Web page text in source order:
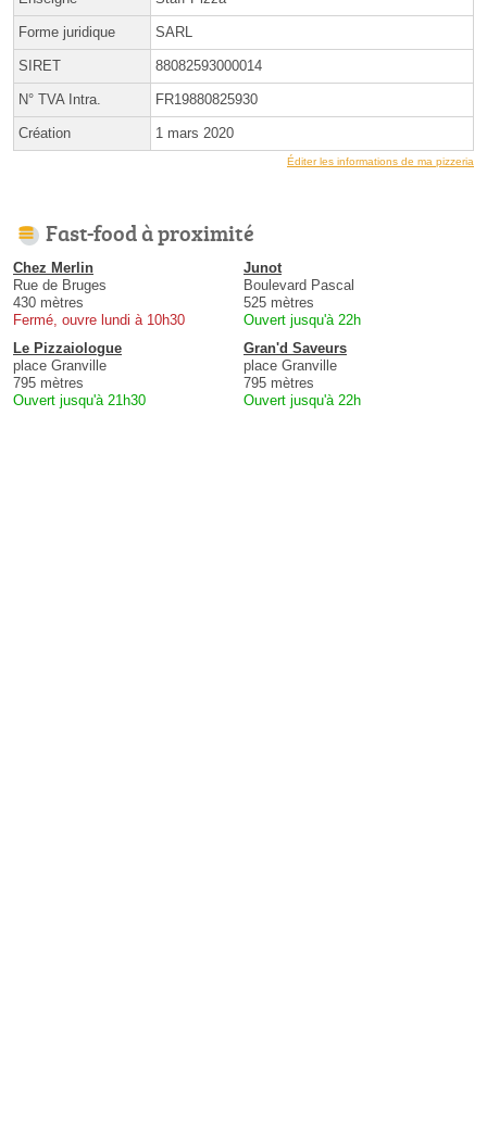
Forme juridique SARL
SIRET 88082593000014
N° TVA Intra. FR19880825930
Création 1 mars 2020
Éditer les informations de ma pizzeria
Fast-food à proximité
Chez Merlin
Rue de Bruges
430 mètres
Fermé, ouvre lundi à 10h30
Junot
Boulevard Pascal
525 mètres
Ouvert jusqu'à 22h
Le Pizzaiologue
place Granville
795 mètres
Ouvert jusqu'à 21h30
Gran'd Saveurs
place Granville
795 mètres
Ouvert jusqu'à 22h